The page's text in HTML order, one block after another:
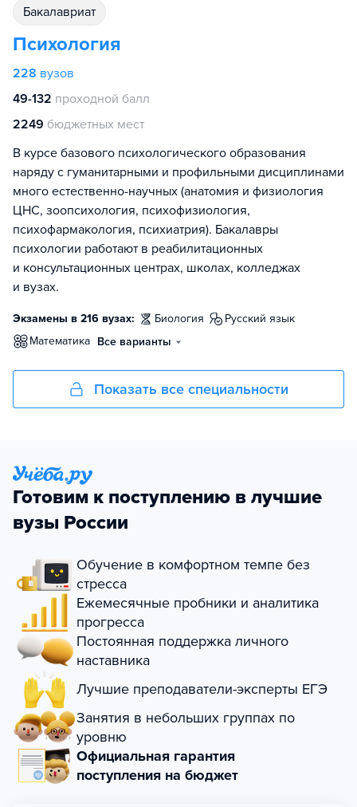
бакалавриат
Психология
228 вузов
49-132 проходной балл
2249 бюджетных мест
В курсе базового психологического образования
наряду с гуманитарными и профильными дисциплинами
много естественно-научных (анатомия и физиология
ЦНС, зоопсихология, психофизиология,
психофармакология, психиатрия). Бакалавры
психологии работают в реабилитационных
и консультационных центрах, школах, колледжах
и вузах.
Экзамены в 216 вузах: биология
русский язык
математика Все варианты
Показать все специальности
Готовим к поступлению в лучшие
вузы России
Обучение в комфортном темпе без
стресса
Ежемесячные пробники и аналитика
прогресса
Постоянная поддержка личного
наставника
Лучшие преподаватели-эксперты ЕГЭ
Занятия в небольших группах по
уровню
Официальная гарантия
поступления на бюджет